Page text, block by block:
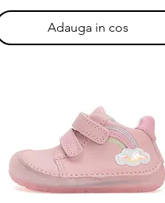
Adauga in cos